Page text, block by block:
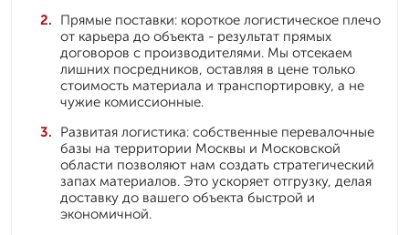
Прямые поставки: короткое логистическое плечо
от карьера до объекта - результат прямых
договоров с производителями. Мы отсекаем
лишних посредников, оставляя в цене только
стоимость материала и транспортировку, а не
чужие комиссионные.
Развитая логистика: собственные перевалочные
базы на территории Москвы и Московской
области позволяют нам создать стратегический
запах материалов. Это ускоряет отгрузку, делая
доставку до вашего объекта быстрой и
экономичной.